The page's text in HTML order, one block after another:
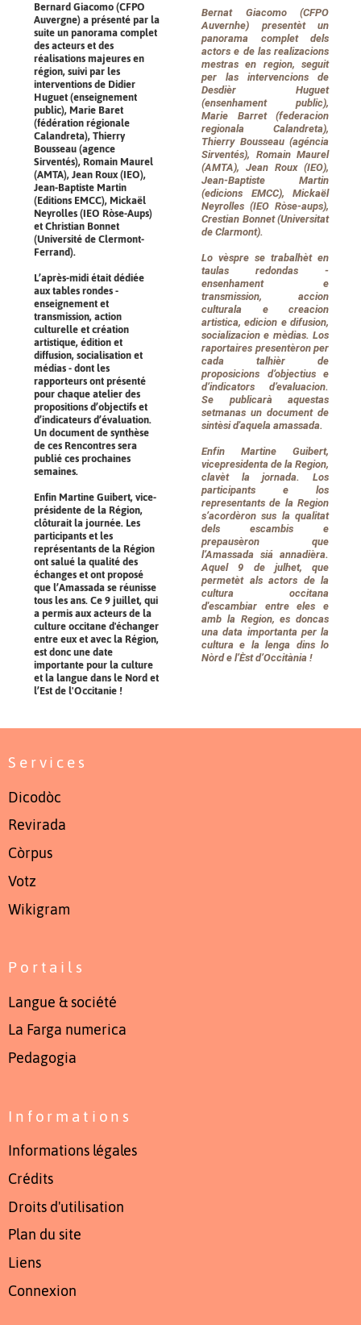
Bernard Giacomo (CFPO
Auvergne) a présenté par la
suite un panorama complet
des acteurs et des
réalisations majeures en
région, suivi par les
interventions de Didier
Huguet (enseignement
public), Marie Baret
(fédération régionale
Calandreta), Thierry
Bousseau (agence
Sirventés), Romain Maurel
(AMTA), Jean Roux (IEO),
Jean-Baptiste Martin
(Editions EMCC), Mickaël
Neyrolles (IEO Ròse-Aups)
et Christian Bonnet
(Université de Clermont-
Ferrand).
L’après-midi était dédiée
aux tables rondes -
enseignement et
transmission, action
culturelle et création
artistique, édition et
diffusion, socialisation et
médias - dont les
rapporteurs ont présenté
pour chaque atelier des
propositions d’objectifs et
d’indicateurs d’évaluation.
Un document de synthèse
de ces Rencontres sera
publié ces prochaines
semaines.
Enfin Martine Guibert, vice-
présidente de la Région,
clôturait la journée. Les
participants et les
représentants de la Région
ont salué la qualité des
échanges et ont proposé
que l’Amassada se réunisse
tous les ans. Ce 9 juillet, qui
a permis aux acteurs de la
culture occitane d'échanger
entre eux et avec la Région,
est donc une date
importante pour la culture
et la langue dans le Nord et
l’Est de l'Occitanie !
Bernat Giacomo (CFPO
Auvernhe) presentèt un
panorama complet dels
actors e de las realizacions
mestras en region, seguit
per las intervencions de
Desdièr Huguet
(ensenhament public),
Marie Barret (federacion
regionala Calandreta),
Thierry Bousseau (agéncia
Sirventés), Romain Maurel
(AMTA), Jean Roux (IEO),
Jean-Baptiste Martin
(edicions EMCC), Mickaël
Neyrolles (IEO Ròse-aups),
Crestian Bonnet (Universitat
de Clarmont).
Lo vèspre se trabalhèt en
taulas redondas -
ensenhament e
transmission, accion
culturala e creacion
artistica, edicion e difusion,
socializacion e mèdias. Los
raportaires presentèron per
cada talhièr de
proposicions d’objectius e
d’indicators d’evaluacion.
Se publicarà aquestas
setmanas un document de
sintèsi d'aquela amassada.
Enfin Martine Guibert,
vicepresidenta de la Region,
clavèt la jornada. Los
participants e los
representants de la Region
s’acordèron sus la qualitat
dels escambis e
prepausèron que
l’Amassada siá annadièra.
Aquel 9 de julhet, que
permetèt als actors de la
cultura occitana
d'escambiar entre eles e
amb la Region, es doncas
una data importanta per la
cultura e la lenga dins lo
Nòrd e l’Èst d’Occitània !
Services
Dicodòc
Revirada
Còrpus
Votz
Wikigram
Portails
Langue & société
La Farga numerica
Pedagogia
Informations
Informations légales
Crédits
Droits d'utilisation
Plan du site
Liens
Connexion